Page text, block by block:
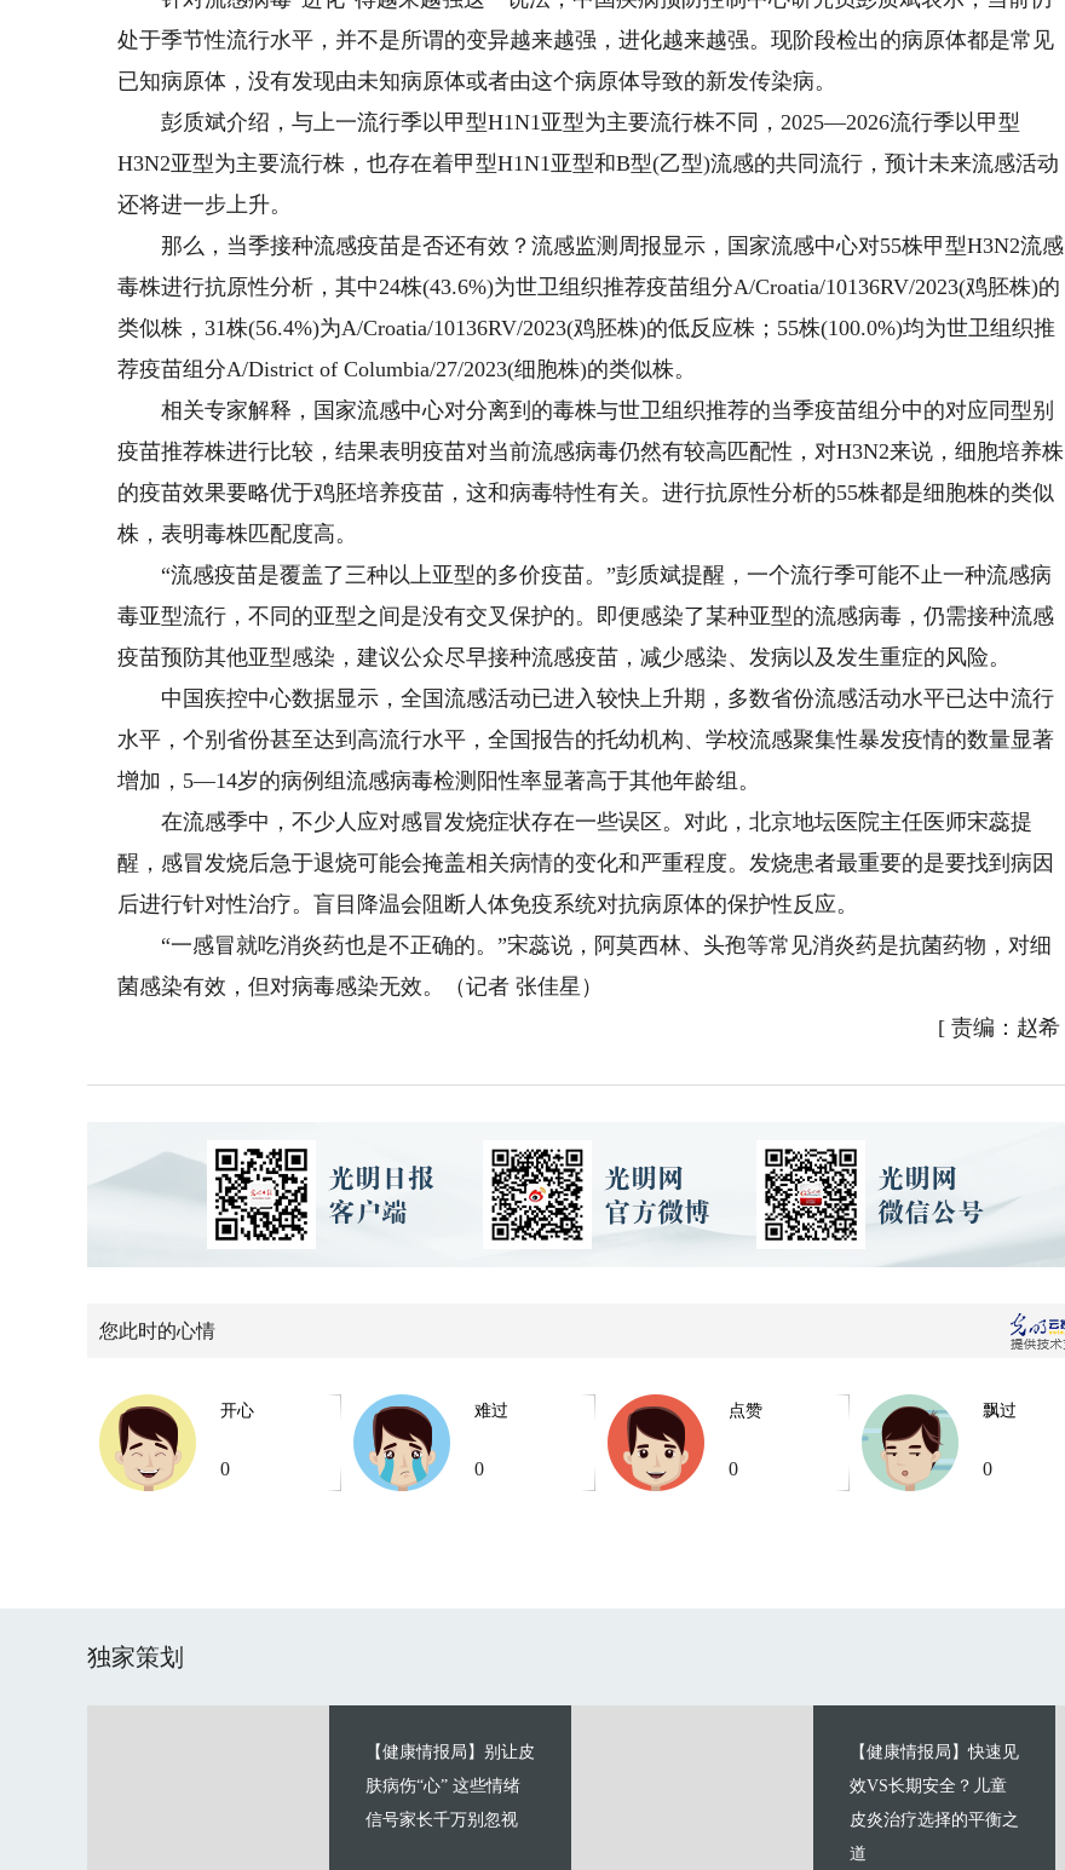
处于季节性流行水平，并不是所谓的变异越来越强，进化越来越强。现阶段检出的病原体都是常见
已知病原体，没有发现由未知病原体或者由这个病原体导致的新发传染病。
彭质斌介绍，与上一流行季以甲型H1N1亚型为主要流行株不同，2025—2026流行季以甲型
H3N2亚型为主要流行株，也存在着甲型H1N1亚型和B型(乙型)流感的共同流行，预计未来流感活动
还将进一步上升。
那么，当季接种流感疫苗是否还有效？流感监测周报显示，国家流感中心对55株甲型H3N2流感
毒株进行抗原性分析，其中24株(43.6%)为世卫组织推荐疫苗组分A/Croatia/10136RV/2023(鸡胚株)的
类似株，31株(56.4%)为A/Croatia/10136RV/2023(鸡胚株)的低反应株；55株(100.0%)均为世卫组织推
荐疫苗组分A/District of Columbia/27/2023(细胞株)的类似株。
相关专家解释，国家流感中心对分离到的毒株与世卫组织推荐的当季疫苗组分中的对应同型别
疫苗推荐株进行比较，结果表明疫苗对当前流感病毒仍然有较高匹配性，对H3N2来说，细胞培养株
的疫苗效果要略优于鸡胚培养疫苗，这和病毒特性有关。进行抗原性分析的55株都是细胞株的类似
株，表明毒株匹配度高。
“流感疫苗是覆盖了三种以上亚型的多价疫苗。”彭质斌提醒，一个流行季可能不止一种流感病
毒亚型流行，不同的亚型之间是没有交叉保护的。即便感染了某种亚型的流感病毒，仍需接种流感
疫苗预防其他亚型感染，建议公众尽早接种流感疫苗，减少感染、发病以及发生重症的风险。
中国疾控中心数据显示，全国流感活动已进入较快上升期，多数省份流感活动水平已达中流行
水平，个别省份甚至达到高流行水平，全国报告的托幼机构、学校流感聚集性暴发疫情的数量显著
增加，5—14岁的病例组流感病毒检测阳性率显著高于其他年龄组。
在流感季中，不少人应对感冒发烧症状存在一些误区。对此，北京地坛医院主任医师宋蕊提
醒，感冒发烧后急于退烧可能会掩盖相关病情的变化和严重程度。发烧患者最重要的是要找到病因
后进行针对性治疗。盲目降温会阻断人体免疫系统对抗病原体的保护性反应。
“一感冒就吃消炎药也是不正确的。”宋蕊说，阿莫西林、头孢等常见消炎药是抗菌药物，对细
菌感染有效，但对病毒感染无效。（记者 张佳星）
[ 责编：赵希
您此时的心情
开心
0
难过
0
点赞
0
飘过
0
独家策划
【健康情报局】别让皮
肤病伤“心” 这些情绪
信号家长千万别忽视
【健康情报局】快速见
效VS长期安全？儿童
皮炎治疗选择的平衡之
道